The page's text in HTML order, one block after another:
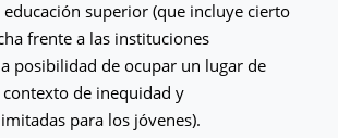
superior (que incluye cierto
frente a las instituciones
posibilidad de ocupar un lugar de
de inequidad y
para los jóvenes).